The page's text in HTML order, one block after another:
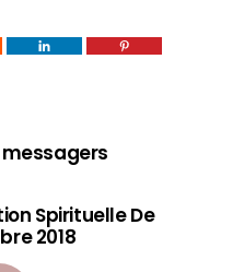
messagers
Spirituelle De
2018